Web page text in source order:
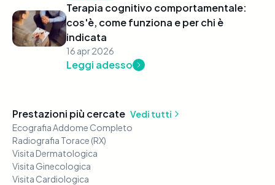
Terapia cognitivo comportamentale:
cos'è, come funziona e per chi è
indicata
16 apr 2026
Leggi adesso
Prestazioni più cercate Vedi tutti
Ecografia Addome Completo
Radiografia Torace (RX)
Visita Dermatologica
Visita Ginecologica
Visita Cardiologica